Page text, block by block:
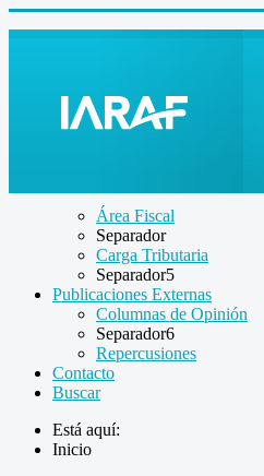
Área Fiscal
Separador
Carga Tributaria
Separador5
Publicaciones Externas
Columnas de Opinión
Separador6
Repercusiones
Contacto
Buscar
Está aquí:
Inicio